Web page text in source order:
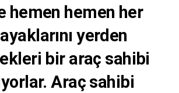
hemen hemen her
yerden
bir araç sahibi
Araç sahibi